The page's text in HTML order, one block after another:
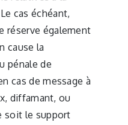
cas échéant,
réserve également
cause la
pénale de
cas de message à
diffamant, ou
soit le support